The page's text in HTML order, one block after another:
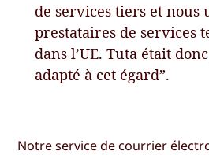
de services tiers et nous
prestataires de services
dans l’UE. Tuta était
adapté à cet égard”.
Notre service de courrier